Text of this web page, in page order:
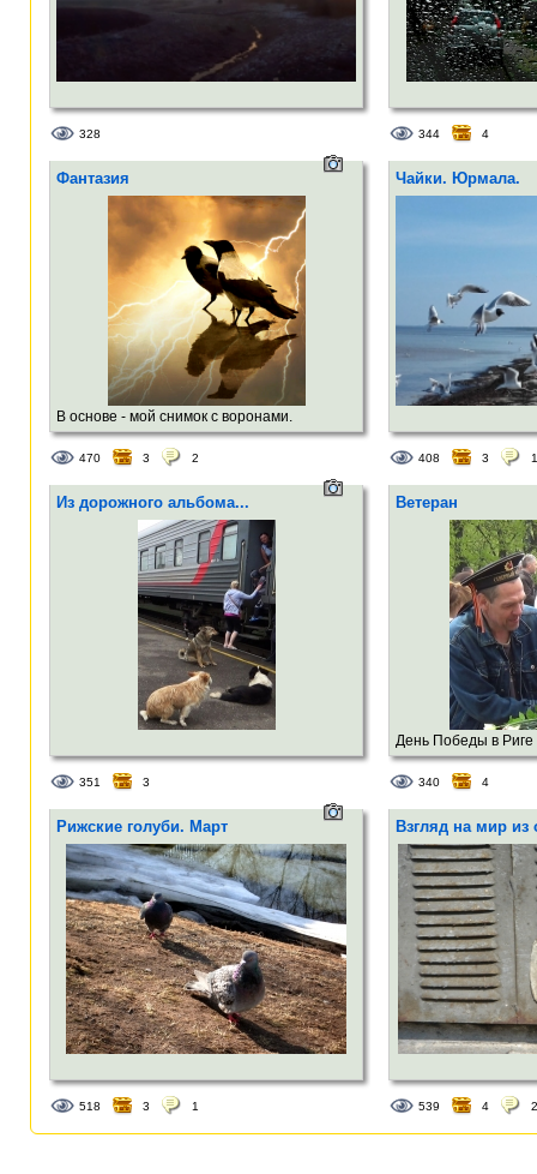
328 344 4
Фантазия
В основе - мой снимок с воронами.
Обработано в графическом редакторе под
Android.
470 3 2
Чайки. Юрмала.
408 3 1
Из дорожного альбома...
351 3
Ветеран
День Победы в Риге
340 4
Рижские голуби. Март
518 3 1
Взгляд на мир из
539 4 2